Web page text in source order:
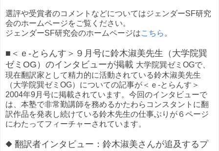
選評や受賞者のコメントなどについてはジェンダーSF研究
会のホームページをご覧ください。
ジェンダーSF研究会のホームページはこちら 。
■＜ｅ-とらんす＞９月号に鈴木淑美先生（大学院巽
ゼミOG）のインタビューが掲載 大学院巽ゼミOGで、
現在翻訳家として精力的に活動されている鈴木淑美先生
（大学院巽ゼミOG）についての記事が＜ｅ-とらんす＞
2004年9月号に掲載されています。今回のインタビューで
は、本塾で非常勤講師を務めるかたわらコンスタントに翻
訳作品を発表し続けている鈴木先生の仕事ぶりが６ページ
にわたってフィーチャーされています。
◆ 翻訳者インタビュー：鈴木淑美さんが追及するプ